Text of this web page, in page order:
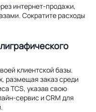
интернет-продажи,
Сократите расходы
клиентской базы.
размещая заказ среди
TCS, указав свою
сервис и CRM для